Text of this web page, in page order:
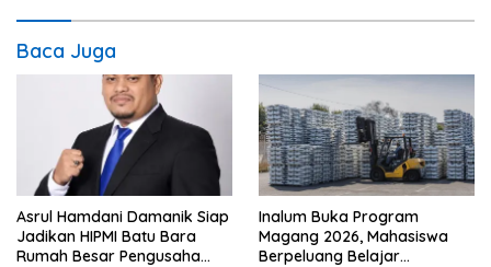
Baca Juga
Asrul Hamdani Damanik Siap
Jadikan HIPMI Batu Bara
Rumah Besar Pengusaha
Inalum Buka Program
Magang 2026, Mahasiswa
Berpeluang Belajar